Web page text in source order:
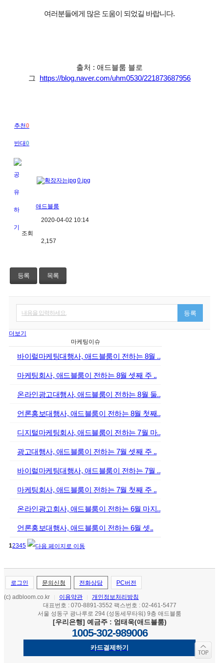
여러분들에게 많은 도움이 되었길 바랍니다.
출처 : 애드블룸 블로
그 https://blog.naver.com/uhm0530/221873687956
추천0
반대0
0.jpg
애드블룸
2020-04-02 10:14
조회
2,157
등록 목록
내용을 입력하세요. 등록
더보기
마케팅이슈
바이럴마케팅대행사, 애드블룸이 전하는 8월 ..
마케팅회사, 애드블룸이 전하는 8월 셋째 주 ..
온라인광고대행사, 애드블룸이 전하는 8월 둘..
언론홍보대행사, 애드블룸이 전하는 8월 첫째..
디지털마케팅회사, 애드블룸이 전하는 7월 마..
광고대행사, 애드블룸이 전하는 7월 셋째 주 ..
바이럴마케팅대행사, 애드블룸이 전하는 7월 ..
마케팅회사, 애드블룸이 전하는 7월 첫째 주 ..
온라인광고회사, 애드블룸이 전하는 6월 마지..
언론홍보대행사, 애드블룸이 전하는 6월 셋..
12345
로그인 문의신청 전화상담 PC버전
(c) adbloom.co.kr 이용약관
개인정보처리방침
대표번호 : 070-8891-3552 팩스번호 : 02-461-5477
서울 성동구 광나루로 294 (성동세무타워) 9층 애드블룸
[우리은행] 예금주 : 엄태욱(애드블룸)
1005-302-989006
카드결제하기